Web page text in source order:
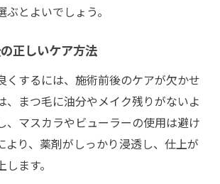
とよいでしょう。
正しいケア方法
くするには、施術前後のケアが欠かせ
、まつ毛に油分やメイク残りがないよ
、マスカラやビューラーの使用は避け
より、薬剤がしっかり浸透し、仕上が
ます。